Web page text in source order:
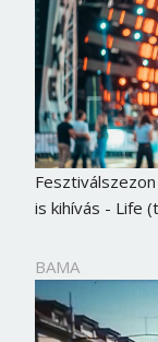
is kihívás - Life
BAMA